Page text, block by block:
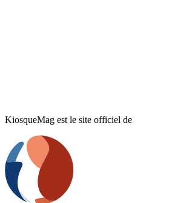
KiosqueMag est le site officiel de